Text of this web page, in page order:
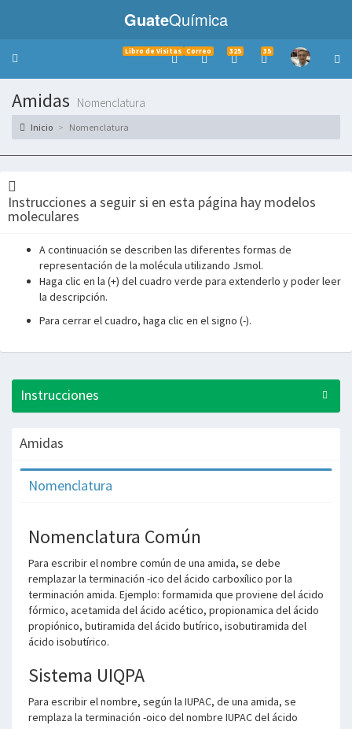
GuateQuímica
Libro de Visitas Correo 325 35
Amidas Nomenclatura
Inicio Nomenclatura
Instrucciones a seguir si en esta página hay modelos
moleculares
A continuación se describen las diferentes formas de
representación de la molécula utilizando Jsmol.
Haga clic en la (+) del cuadro verde para extenderlo y poder leer
la descripción.
Para cerrar el cuadro, haga clic en el signo (-).
Instrucciones
Amidas
Nomenclatura
Nomenclatura Común
Para escribir el nombre común de una amida, se debe
remplazar la terminación -ico del ácido carboxílico por la
terminación amida. Ejemplo: formamida que proviene del ácido
fórmico, acetamida del ácido acético, propionamica del ácido
propiónico, butiramida del ácido butírico, isobutiramida del
ácido isobutírico.
Sistema UIQPA
Para escribir el nombre, según la IUPAC, de una amida, se
remplaza la terminación -oico del nombre IUPAC del ácido